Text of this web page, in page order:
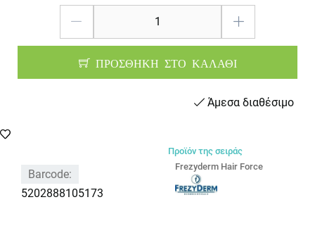
ΠΡΟΣΘΗΚΗ ΣΤΟ ΚΑΛΑΘΙ
Άμεσα διαθέσιμο
Barcode:
5202888105173
Προϊόν της σειράς
Frezyderm Hair Force